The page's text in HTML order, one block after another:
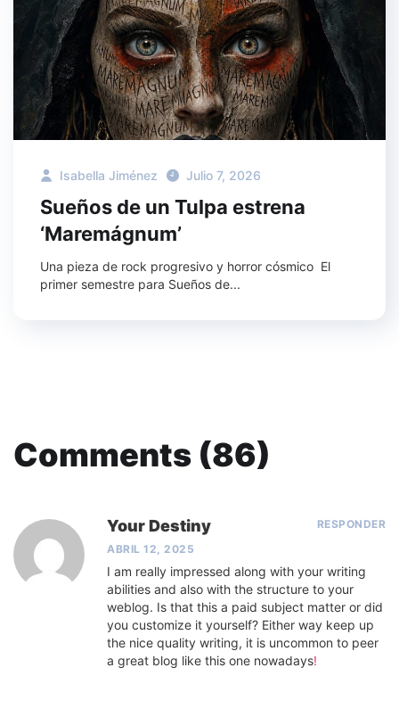
Isabella Jiménez Julio 7, 2026
Sueños de un Tulpa estrena
‘Maremágnum’
Una pieza de rock progresivo y horror cósmico El
primer semestre para Sueños de...
Comments (86)
Your Destiny
ABRIL 12, 2025
RESPONDER
I am really impressed along with your writing
abilities and also with the structure to your
weblog. Is that this a paid subject matter or did
you customize it yourself? Either way keep up
the nice quality writing, it is uncommon to peer
a great blog like this one nowadays!